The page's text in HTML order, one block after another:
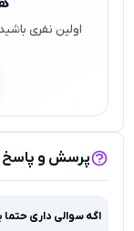
اولین نفری
پرسش و پاسخ
اگه سوالی داری